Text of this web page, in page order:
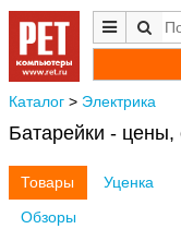
Каталог > Электрика
Батарейки - цены,
Товары Уценка
Обзоры